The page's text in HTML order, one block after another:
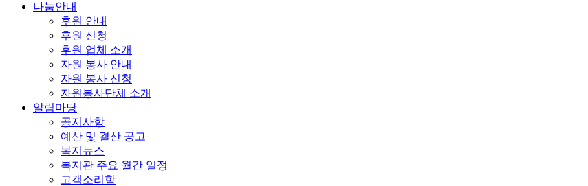
나눔안내
후원 안내
후원 신청
후원 업체 소개
자원 봉사 안내
자원 봉사 신청
자원봉사단체 소개
알림마당
공지사항
예산 및 결산 공고
복지뉴스
복지관 주요 월간 일정
고객소리함